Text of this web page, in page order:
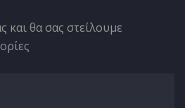
και θα σας στείλουμε